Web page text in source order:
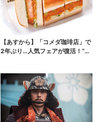
【あすから】「コメダ珈琲店」で
2年ぶり…人気フェアが復活！“ハ